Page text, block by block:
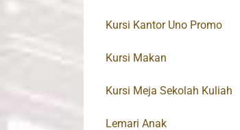
Kursi Kantor Uno Promo
Kursi Makan
Kursi Meja Sekolah Kuliah
Lemari Anak